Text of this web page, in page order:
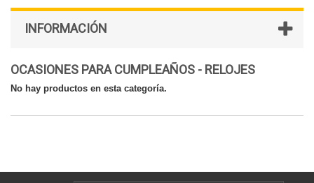
INFORMACIÓN
OCASIONES PARA CUMPLEAÑOS - RELOJES
No hay productos en esta categoría.